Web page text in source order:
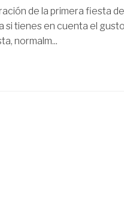
de la primera fiesta
si tienes en cuenta el
normalm...